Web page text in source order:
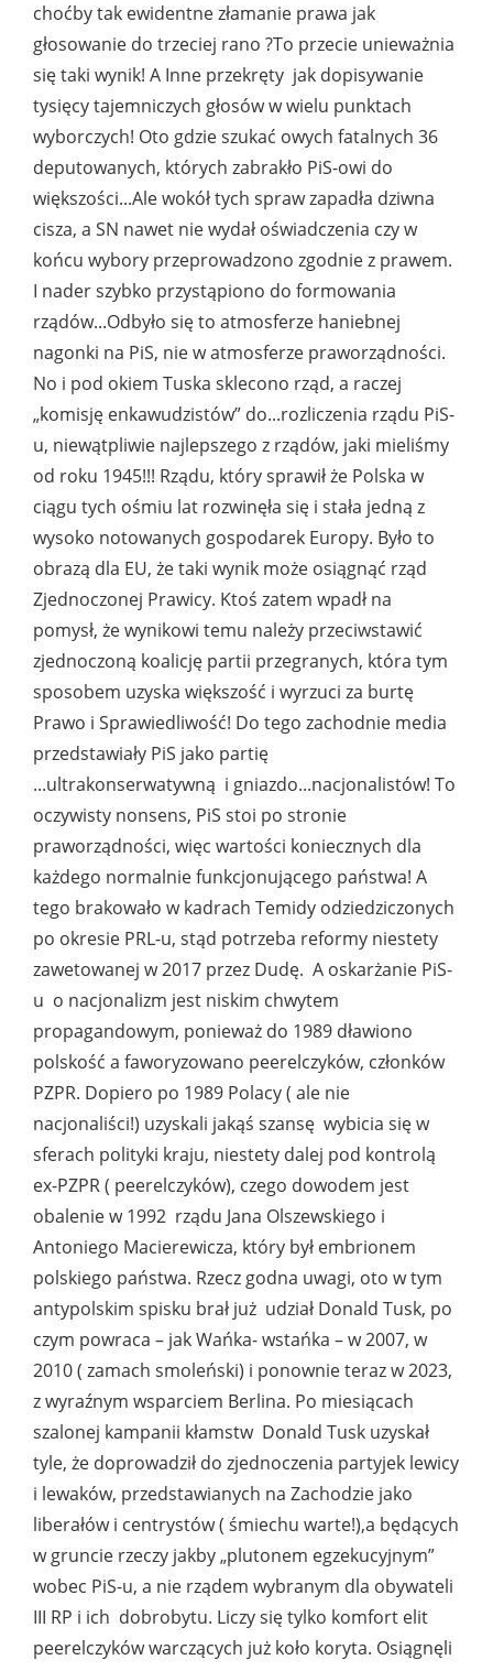
choćby tak ewidentne złamanie prawa jak
głosowanie do trzeciej rano ?To przecie unieważnia
się taki wynik! A Inne przekręty jak dopisywanie
tysięcy tajemniczych głosów w wielu punktach
wyborczych! Oto gdzie szukać owych fatalnych 36
deputowanych, których zabrakło PiS-owi do
większości...Ale wokół tych spraw zapadła dziwna
cisza, a SN nawet nie wydał oświadczenia czy w
końcu wybory przeprowadzono zgodnie z prawem.
I nader szybko przystąpiono do formowania
rządów...Odbyło się to atmosferze haniebnej
nagonki na PiS, nie w atmosferze praworządności.
No i pod okiem Tuska sklecono rząd, a raczej
„komisję enkawudzistów” do...rozliczenia rządu PiS-
u, niewątpliwie najlepszego z rządów, jaki mieliśmy
od roku 1945!!! Rządu, który sprawił że Polska w
ciągu tych ośmiu lat rozwinęła się i stała jedną z
wysoko notowanych gospodarek Europy. Było to
obrazą dla EU, że taki wynik może osiągnąć rząd
Zjednoczonej Prawicy. Ktoś zatem wpadł na
pomysł, że wynikowi temu należy przeciwstawić
zjednoczoną koalicję partii przegranych, która tym
sposobem uzyska większość i wyrzuci za burtę
Prawo i Sprawiedliwość! Do tego zachodnie media
przedstawiały PiS jako partię
...ultrakonserwatywną i gniazdo...nacjonalistów! To
oczywisty nonsens, PiS stoi po stronie
praworządności, więc wartości koniecznych dla
każdego normalnie funkcjonującego państwa! A
tego brakowało w kadrach Temidy odziedziczonych
po okresie PRL-u, stąd potrzeba reformy niestety
zawetowanej w 2017 przez Dudę. A oskarżanie PiS-
u o nacjonalizm jest niskim chwytem
propagandowym, ponieważ do 1989 dławiono
polskość a faworyzowano peerelczyków, członków
PZPR. Dopiero po 1989 Polacy ( ale nie
nacjonaliści!) uzyskali jakąś szansę wybicia się w
sferach polityki kraju, niestety dalej pod kontrolą
ex-PZPR ( peerelczyków), czego dowodem jest
obalenie w 1992 rządu Jana Olszewskiego i
Antoniego Macierewicza, który był embrionem
polskiego państwa. Rzecz godna uwagi, oto w tym
antypolskim spisku brał już udział Donald Tusk, po
czym powraca – jak Wańka- wstańka – w 2007, w
2010 ( zamach smoleński) i ponownie teraz w 2023,
z wyraźnym wsparciem Berlina. Po miesiącach
szalonej kampanii kłamstw Donald Tusk uzyskał
tyle, że doprowadził do zjednoczenia partyjek lewicy
i lewaków, przedstawianych na Zachodzie jako
liberałów i centrystów ( śmiechu warte!),a będących
w gruncie rzeczy jakby „plutonem egzekucyjnym”
wobec PiS-u, a nie rządem wybranym dla obywateli
III RP i ich dobrobytu. Liczy się tylko komfort elit
peerelczyków warczących już koło koryta. Osiągnęli